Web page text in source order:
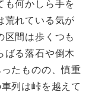
も何かしら手を
荒れている気が
区間は歩くつも
ばる落石や倒木
たものの、慎重
列は峠を越えて